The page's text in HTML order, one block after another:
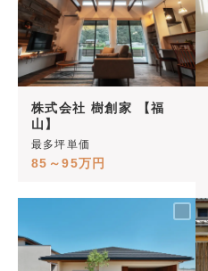
株式会社 樹創家 【福
山】
最多坪単価
85～95万円